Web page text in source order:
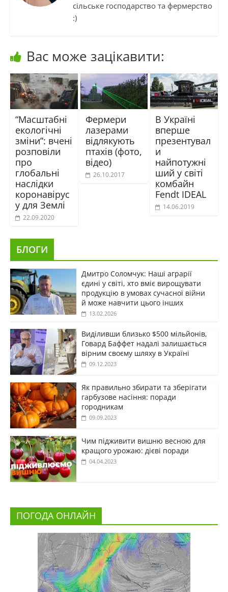
сільське господарство та фермерство
:)
Вас може зацікавити:
“Масштабні
екологічні
зміни”: вчені
розповіли
про
глобальні
наслідки
коронавірус
у для Землі
22.09.2020
Фермери
лазерами
відлякують
птахів (фото,
відео)
26.10.2017
В Україні
вперше
презентувал
и
найпотужні
ший у світі
комбайн
Fendt IDEAL
14.06.2019
БЛОГИ
Дмитро Соломчук: Наші аграрії
єдині у світі, хто вміє вирощувати
продукцію в умовах сучасної війни
й може навчити цього інших
13.02.2026
Виділивши близько $500 мільйонів,
Говард Баффет надалі залишається
вірним своєму шляху в Україні
09.12.2023
Як правильно збирати та зберігати
гарбузове насіння: поради
городникам
09.09.2023
Чим підживити вишню весною для
кращого урожаю: дієві поради
04.04.2023
ПОГОДА ОНЛАЙН